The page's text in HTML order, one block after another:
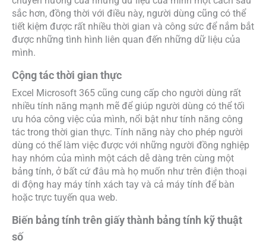
sắc hơn, đồng thời với điều này, người dùng cũng có thể
tiết kiệm được rất nhiều thời gian và công sức để nắm bắt
được những tình hình liên quan đến những dữ liệu của
mình.
Cộng tác thời gian thực
Excel Microsoft 365 cũng cung cấp cho người dùng rất
nhiều tính năng mạnh mẽ để giúp người dùng có thể tối
ưu hóa công việc của mình, nổi bật như tính năng công
tác trong thời gian thực. Tính năng này cho phép người
dùng có thể làm việc được với những người đồng nghiệp
hay nhóm của mình một cách dễ dàng trên cùng một
bảng tính, ở bất cứ đâu mà họ muốn như trên điện thoại
di động hay máy tính xách tay và cả máy tính để bàn
hoặc trực tuyến qua web.
Biến bảng tính trên giấy thành bảng tính kỹ thuật
số